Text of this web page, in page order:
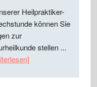
Heilpraktiker-
können Sie
zur
stellen ...